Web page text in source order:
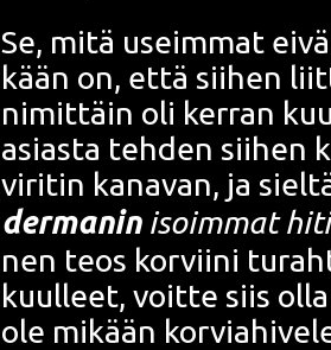
Se, mitä useim­mat
kään on, että sii­hen
nimit­täin oli ker­ran
asias­ta teh­den sii­hen
viri­tin kana­van, ja
der­maninisoim­mat
nen teos kor­vii­ni
kuul­leet, voit­te siis
ole mikään